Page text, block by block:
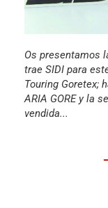
Os presentamos
trae SIDI para
Touring Goretex;
ARIA GORE y la
vendida...